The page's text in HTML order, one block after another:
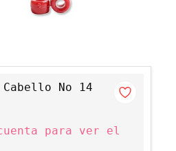
No 14
para ver el